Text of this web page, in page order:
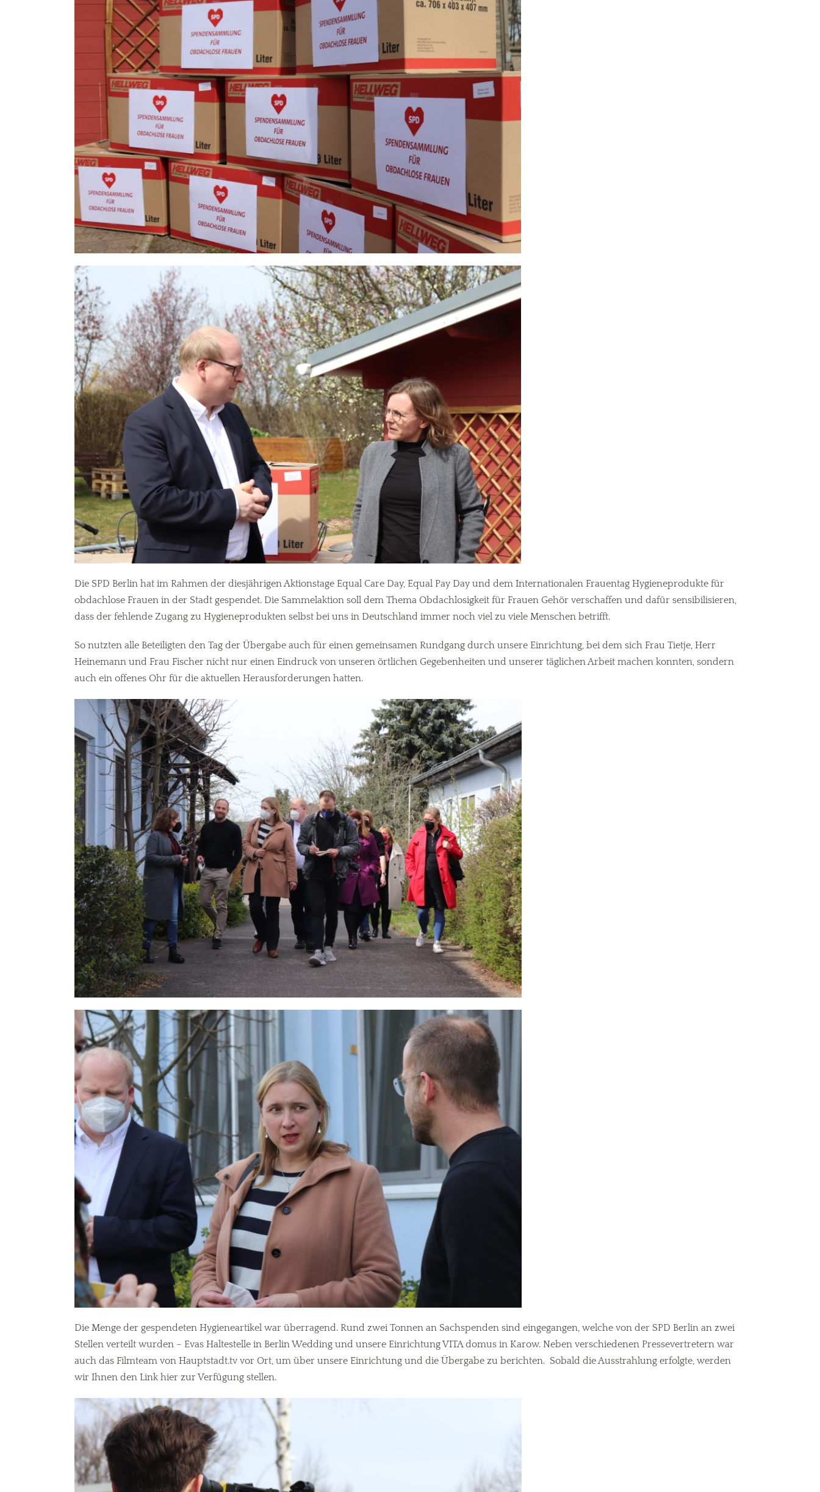
Die SPD Berlin hat im Rahmen der diesjährigen Aktionstage Equal Care Day, Equal Pay Day und dem Internationalen Frauentag Hygieneprodukte für
obdachlose Frauen in der Stadt gespendet. Die Sammelaktion soll dem Thema Obdachlosigkeit für Frauen Gehör verschaffen und dafür sensibilisieren,
dass der fehlende Zugang zu Hygieneprodukten selbst bei uns in Deutschland immer noch viel zu viele Menschen betrifft.
So nutzten alle Beteiligten den Tag der Übergabe auch für einen gemeinsamen Rundgang durch unsere Einrichtung, bei dem sich Frau Tietje, Herr
Heinemann und Frau Fischer nicht nur einen Eindruck von unseren örtlichen Gegebenheiten und unserer täglichen Arbeit machen konnten, sondern
auch ein offenes Ohr für die aktuellen Herausforderungen hatten.
Die Menge der gespendeten Hygieneartikel war überragend. Rund zwei Tonnen an Sachspenden sind eingegangen, welche von der SPD Berlin an zwei
Stellen verteilt wurden – Evas Haltestelle in Berlin Wedding und unsere Einrichtung VITA domus in Karow. Neben verschiedenen Pressevertretern war
auch das Filmteam von Hauptstadt.tv vor Ort, um über unsere Einrichtung und die Übergabe zu berichten. Sobald die Ausstrahlung erfolgte, werden
wir Ihnen den Link hier zur Verfügung stellen.